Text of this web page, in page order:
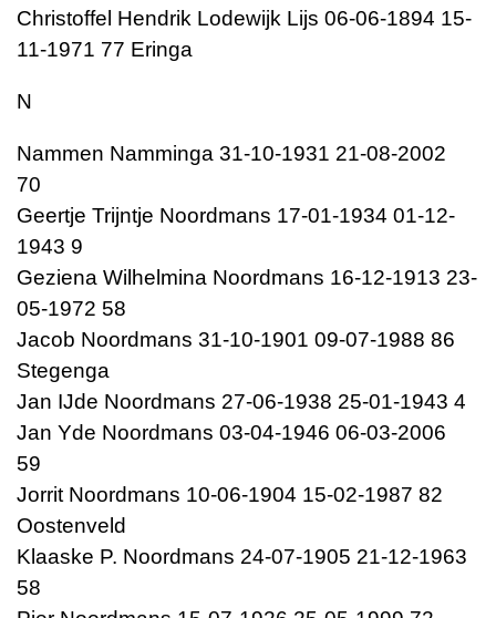
Christoffel Hendrik Lodewijk Lijs 06-06-1894 15-
11-1971 77 Eringa
N
Nammen Namminga 31-10-1931 21-08-2002
70
Geertje Trijntje Noordmans 17-01-1934 01-12-
1943 9
Geziena Wilhelmina Noordmans 16-12-1913 23-
05-1972 58
Jacob Noordmans 31-10-1901 09-07-1988 86
Stegenga
Jan IJde Noordmans 27-06-1938 25-01-1943 4
Jan Yde Noordmans 03-04-1946 06-03-2006
59
Jorrit Noordmans 10-06-1904 15-02-1987 82
Oostenveld
Klaaske P. Noordmans 24-07-1905 21-12-1963
58